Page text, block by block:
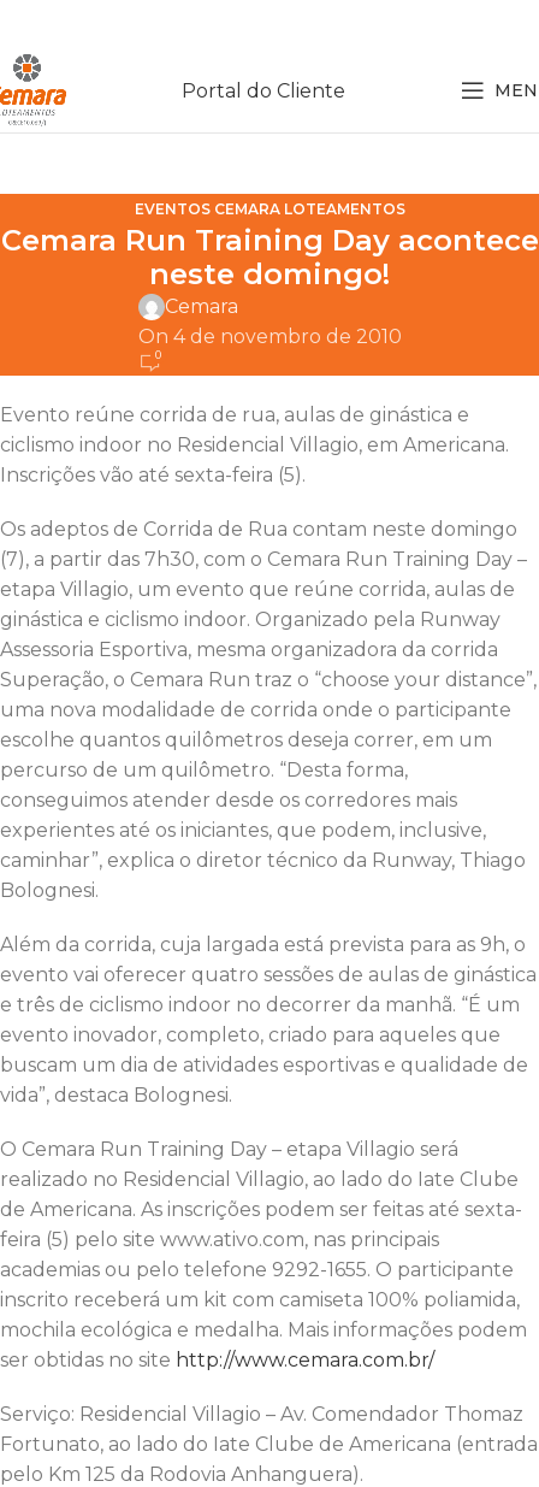
Portal do Cliente
EVENTOS CEMARA LOTEAMENTOS
Cemara Run Training Day acontece
neste domingo!
Cemara
On 4 de novembro de 2010
0
Evento reúne corrida de rua, aulas de ginástica e
ciclismo indoor no Residencial Villagio, em Americana.
Inscrições vão até sexta-feira (5).
Os adeptos de Corrida de Rua contam neste domingo
(7), a partir das 7h30, com o Cemara Run Training Day –
etapa Villagio, um evento que reúne corrida, aulas de
ginástica e ciclismo indoor. Organizado pela Runway
Assessoria Esportiva, mesma organizadora da corrida
Superação, o Cemara Run traz o “choose your distance”,
uma nova modalidade de corrida onde o participante
escolhe quantos quilômetros deseja correr, em um
percurso de um quilômetro. “Desta forma,
conseguimos atender desde os corredores mais
experientes até os iniciantes, que podem, inclusive,
caminhar”, explica o diretor técnico da Runway, Thiago
Bolognesi.
Além da corrida, cuja largada está prevista para as 9h, o
evento vai oferecer quatro sessões de aulas de ginástica
e três de ciclismo indoor no decorrer da manhã. “É um
evento inovador, completo, criado para aqueles que
buscam um dia de atividades esportivas e qualidade de
vida”, destaca Bolognesi.
O Cemara Run Training Day – etapa Villagio será
realizado no Residencial Villagio, ao lado do Iate Clube
de Americana. As inscrições podem ser feitas até sexta-
feira (5) pelo site www.ativo.com, nas principais
academias ou pelo telefone 9292-1655. O participante
inscrito receberá um kit com camiseta 100% poliamida,
mochila ecológica e medalha. Mais informações podem
ser obtidas no site http://www.cemara.com.br/
Serviço: Residencial Villagio – Av. Comendador Thomaz
Fortunato, ao lado do Iate Clube de Americana (entrada
pelo Km 125 da Rodovia Anhanguera).